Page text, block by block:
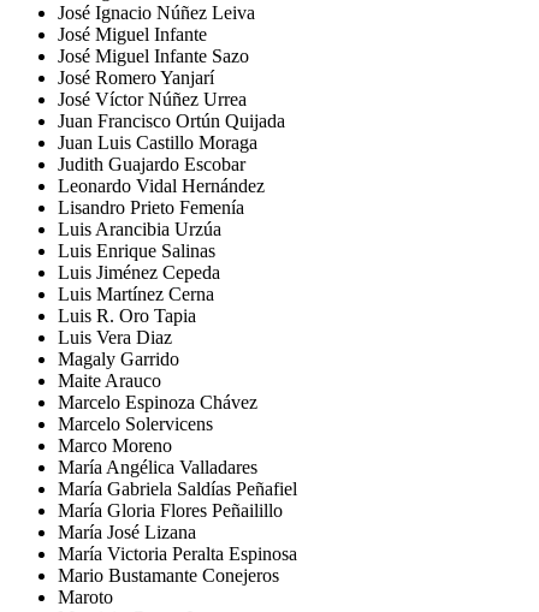
José Ignacio Núñez Leiva
José Miguel Infante
José Miguel Infante Sazo
José Romero Yanjarí
José Víctor Núñez Urrea
Juan Francisco Ortún Quijada
Juan Luis Castillo Moraga
Judith Guajardo Escobar
Leonardo Vidal Hernández
Lisandro Prieto Femenía
Luis Arancibia Urzúa
Luis Enrique Salinas
Luis Jiménez Cepeda
Luis Martínez Cerna
Luis R. Oro Tapia
Luis Vera Diaz
Magaly Garrido
Maite Arauco
Marcelo Espinoza Chávez
Marcelo Solervicens
Marco Moreno
María Angélica Valladares
María Gabriela Saldías Peñafiel
María Gloria Flores Peñailillo
María José Lizana
María Victoria Peralta Espinosa
Mario Bustamante Conejeros
Maroto